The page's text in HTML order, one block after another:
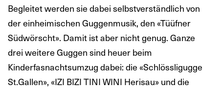
Begleitet werden sie dabei selbstverständlich von
der einheimischen Guggenmusik, den «Tüüfner
Südwörscht». Damit ist aber nicht genug. Ganze
drei weitere Guggen sind heuer beim
Kinderfasnachtsumzug dabei: die «Schlössligugge
St.Gallen», «IZI BIZI TINI WINI Herisau» und die